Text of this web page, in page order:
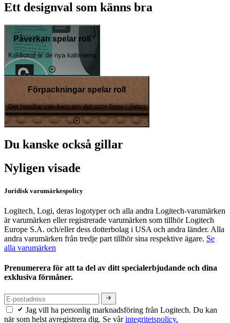
Ett designval som känns bra
Påverkan spelar roll
Koldioxid är de nya kalorierna
Förpackningar spelar roll
Det handlar inte bara om det som finns i lådan
Du kanske också gillar
Nyligen visade
Juridisk varumärkespolicy
Logitech, Logi, deras logotyper och alla andra Logitech-varumärken
är varumärken eller registrerade varumärken som tillhör Logitech
Europe S.A. och/eller dess dotterbolag i USA och andra länder. Alla
andra varumärken från tredje part tillhör sina respektive ägare. Se
alla varumärken
Prenumerera för att ta del av ditt specialerbjudande och dina
exklusiva förmåner.
Jag vill ha personlig marknadsföring från Logitech. Du kan
när som helst avregistrera dig. Se vårintegritetspolicy.